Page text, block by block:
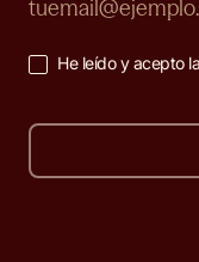
He leído y acepto la